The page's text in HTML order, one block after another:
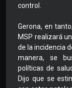
control.
Gerona, en
MSP realizará
de la incidencia
manera, se
políticas de
Dijo que se